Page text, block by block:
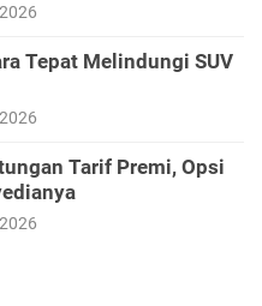
Tepat Melindungi SUV
Tarif Premi, Opsi